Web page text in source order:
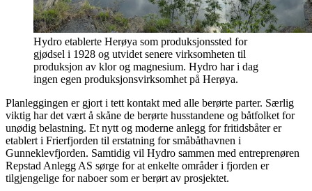
Hydro etablerte Herøya som produksjonssted for
gjødsel i 1928 og utvidet senere virksomheten til
produksjon av klor og magnesium. Hydro har i dag
ingen egen produksjonsvirksomhet på Herøya.
Planleggingen er gjort i tett kontakt med alle berørte parter. Særlig
viktig har det vært å skåne de berørte husstandene og båtfolket for
unødig belastning. Et nytt og moderne anlegg for fritidsbåter er
etablert i Frierfjorden til erstatning for småbåthavnen i
Gunneklevfjorden. Samtidig vil Hydro sammen med entreprenøren
Repstad Anlegg AS sørge for at enkelte områder i fjorden er
tilgjengelige for naboer som er berørt av prosjektet.